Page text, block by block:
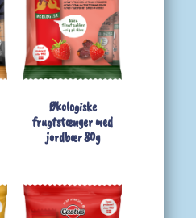
Økologiske
frugtstænger med
jordbær 80g